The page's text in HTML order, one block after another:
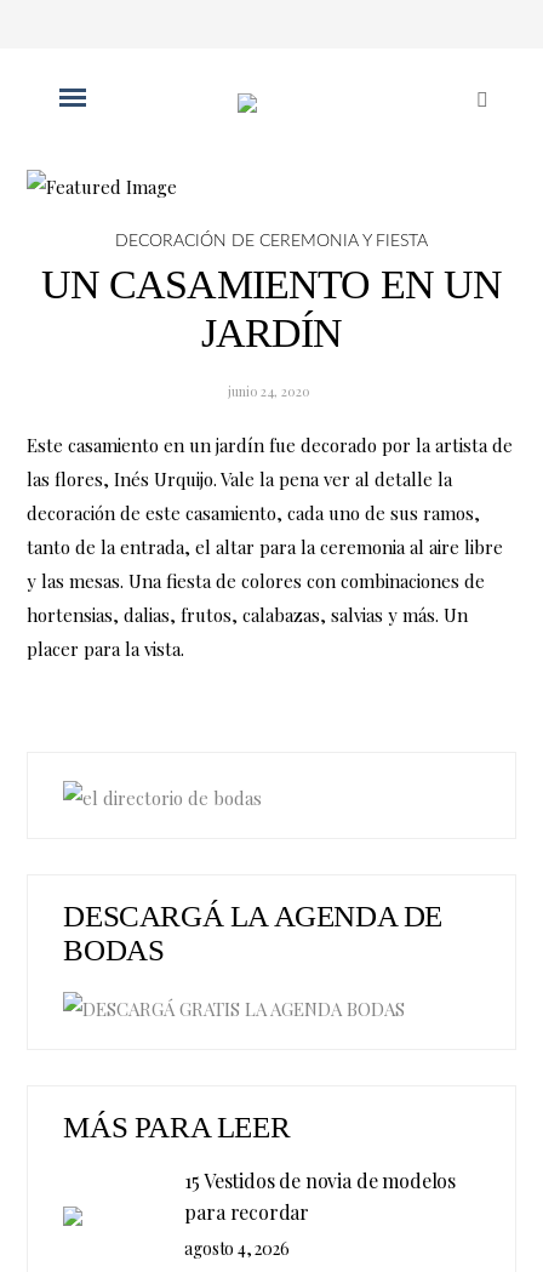
DECORACIÓN DE CEREMONIA Y FIESTA
UN CASAMIENTO EN UN
JARDÍN
junio 24, 2020
Este casamiento en un jardín fue decorado por la artista de
las flores, Inés Urquijo. Vale la pena ver al detalle la
decoración de este casamiento, cada uno de sus ramos,
tanto de la entrada, el altar para la ceremonia al aire libre
y las mesas. Una fiesta de colores con combinaciones de
hortensias, dalias, frutos, calabazas, salvias y más. Un
placer para la vista.
DESCARGÁ LA AGENDA DE
BODAS
MÁS PARA LEER
15 Vestidos de novia de modelos
para recordar
agosto 4, 2026